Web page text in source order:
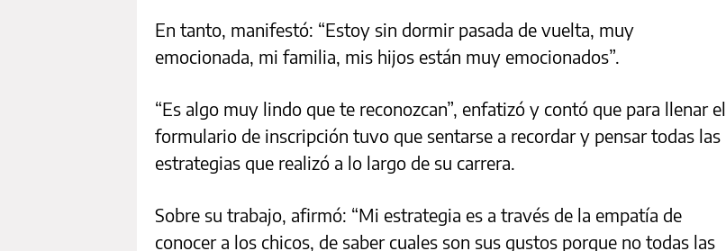
En tanto, manifestó: “Estoy sin dormir pasada de vuelta, muy
emocionada, mi familia, mis hijos están muy emocionados”.
“Es algo muy lindo que te reconozcan”, enfatizó y contó que para llenar el
formulario de inscripción tuvo que sentarse a recordar y pensar todas las
estrategias que realizó a lo largo de su carrera.
Sobre su trabajo, afirmó: “Mi estrategia es a través de la empatía de
conocer a los chicos, de saber cuales son sus gustos porque no todas las